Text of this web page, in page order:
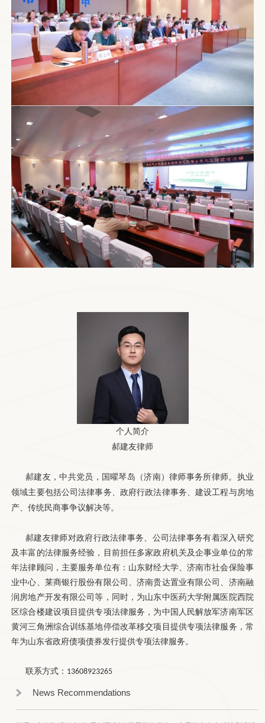
个人简介
郝建友律师
郝建友，中共党员，国曜琴岛（济南）律师事务所律师。执业
领域主要包括公司法律事务、政府行政法律事务、建设工程与房地
产、传统民商事争议解决等。
郝建友律师对政府行政法律事务、公司法律事务有着深入研究
及丰富的法律服务经验，目前担任多家政府机关及企事业单位的常
年法律顾问，主要服务单位有：山东财经大学、济南市社会保险事
业中心、莱商银行股份有限公司、济南贵达置业有限公司、济南融
润房地产开发有限公司等，同时，为山东中医药大学附属医院西院
区综合楼建设项目提供专项法律服务，为中国人民解放军济南军区
黄河三角洲综合训练基地停偿改革移交项目提供专项法律服务，常
年为山东省政府债项债券发行提供专项法律服务。
联系方式： 13608923265
News Recommendations